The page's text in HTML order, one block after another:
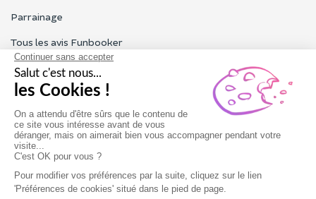
Parrainage
Tous les avis Funbooker
Particuliers, entreprises, professionnels
Notre service client est ouvert du lundi au vendredi de 9h à 18h
Nous contacter